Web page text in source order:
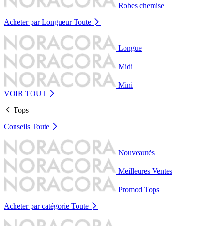
Robes chemise
Acheter par LongueurToute
Longue
Midi
Mini
VOIR TOUT
Tops
Conseils Toute
Nouveautés
Meilleures Ventes
Promod Tops
Acheter par catégorie Toute